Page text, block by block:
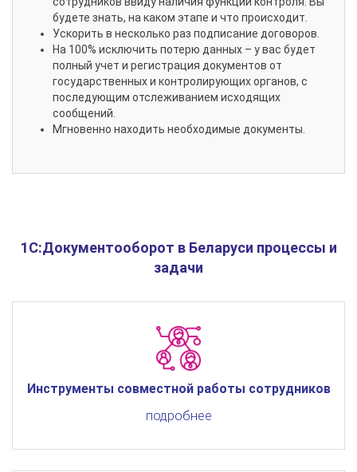
будете знать, на каком этапе и что происходит.
Ускорить в несколько раз подписание договоров.
На 100% исключить потерю данных – у вас будет
полный учет и регистрация документов от
государственных и контролирующих органов, с
последующим отслеживанием исходящих
сообщений.
Мгновенно находить необходимые документы.
1C:Документооборот в Беларуси процессы и
задачи
Инструменты совместной работы сотрудников
подробнее